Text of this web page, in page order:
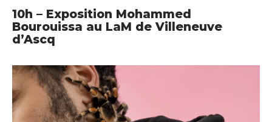
10h – Exposition Mohammed
Bourouissa au LaM de Villeneuve
d’Ascq